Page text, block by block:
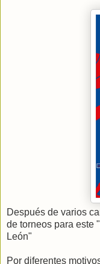
Después de varios
de torneos para este
León"
Por diferentes